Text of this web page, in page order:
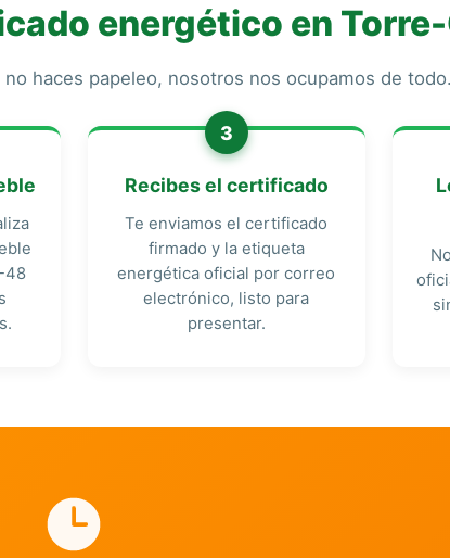
energético en
haces papeleo, nosotros nos ocupamos de todo.
48
3
Recibes el certificado
Te enviamos el certificado
firmado y la etiqueta
energética oficial por correo
electrónico, listo para
presentar.